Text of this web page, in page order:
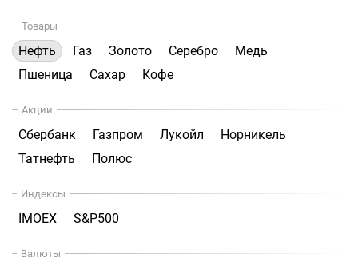
Товары
Нефть Газ Золото Серебро
Медь
Пшеница
Сахар Кофе
Акции
Сбербанк Газпром Лукойл
Норникель
Татнефть
Полюс
Индексы
IMOEX S&P500
Валюты